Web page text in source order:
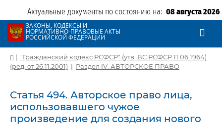
Актуальные документы по состоянию на: 08 августа 2026
ЗАКОНЫ, КОДЕКСЫ И
НОРМАТИВНО-ПРАВОВЫЕ АКТЫ
РОССИЙСКОЙ ФЕДЕРАЦИИ
| "Гражданский кодекс РСФСР" (утв. ВС РСФСР 11.06.1964)
(ред. от 26.11.2001) | Раздел IV. АВТОРСКОЕ ПРАВО
Статья 494. Авторское право лица,
использовавшего чужое
произведение для создания нового